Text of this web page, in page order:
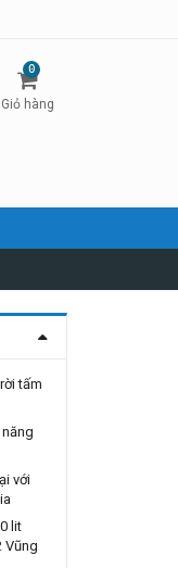
0
Giỏ hàng
tấm
với
lit
Vũng